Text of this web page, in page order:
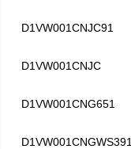
D1VW001CNJC91
D1VW001CNJC
D1VW001CNG651
D1VW001CNGWS391